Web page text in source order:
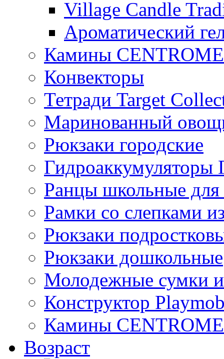
Village Candle
Ароматический
Камины
Конвекторы
Тетради Target
Маринованный
Рюкзаки городские
Ранцы школьные
Рамки со слепками
Рюкзаки
Рюкзаки дошкольные
Молодежные сумки
Конструктор
Камины
Возраст